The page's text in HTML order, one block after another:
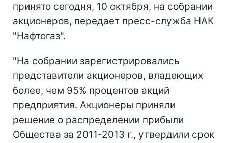
принято сегодня, 10 октября, на собрании
акционеров, передает пресс-служба НАК
"Нафтогаз".
"На собрании зарегистрировались
представители акционеров, владеющих
более, чем 95% процентов акций
предприятия. Акционеры приняли
решение о распределении прибыли
Общества за 2011-2013 г., утвердили срок